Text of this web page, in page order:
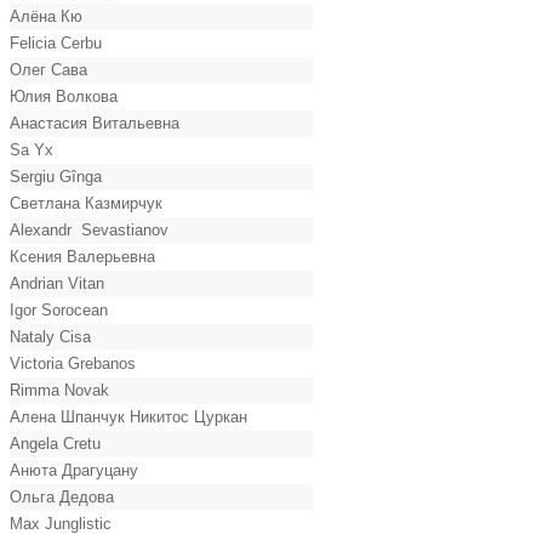
Алёна Кю
Felicia Cerbu
Олег Сава
Юлия Волкова
Анастасия Витальевна
Sa Yx
Sergiu Gînga
Светлана Казмирчук
Alexandr Sevastianov
Ксения Валерьевна
Andrian Vitan
Igor Sorocean
Nataly Cisa
Victoria Grebanos
Rimma Novak
Алена Шпанчук Никитос Цуркан
Angela Cretu
Анюта Драгуцану
Ольга Дедова
Max Junglistic